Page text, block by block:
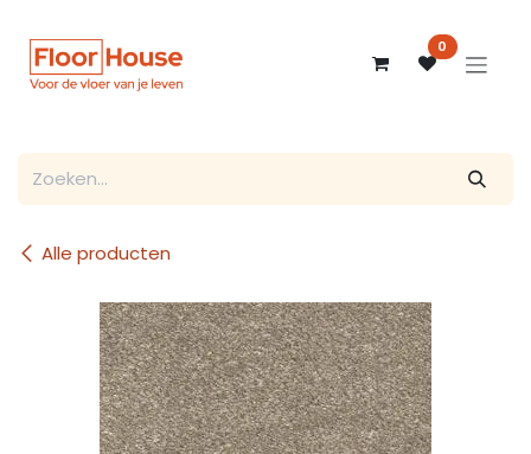
0
Alle producten